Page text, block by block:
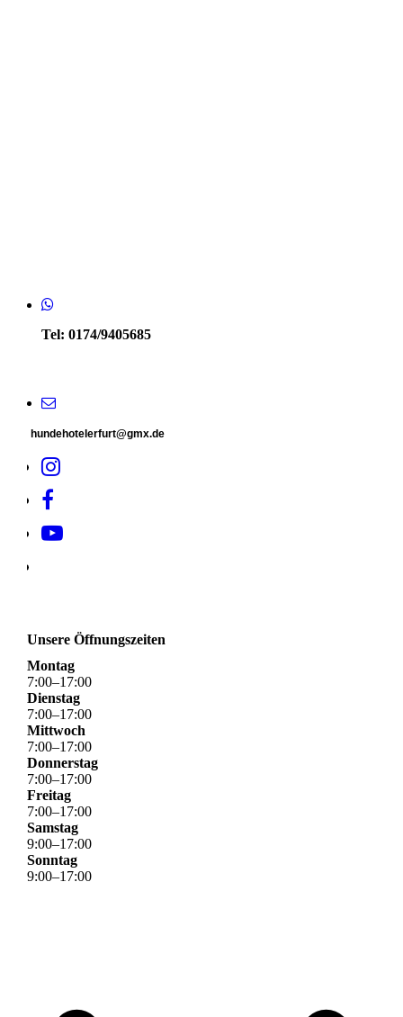
Tel: 0174/9405685
hundehotelerfurt@gmx.de
Unsere Öffnungszeiten
Montag
7:00–17:00
Dienstag
7:00–17:00
Mittwoch
7:00–17:00
Donnerstag
7:00–17:00
Freitag
7:00–17:00
Samstag
9:00–17:00
Sonntag
9:00–17:00